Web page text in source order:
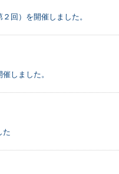
回）を開催しました。
しました。
た